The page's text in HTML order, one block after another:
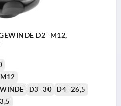
D2=M12,
D3=30
D4=26,5